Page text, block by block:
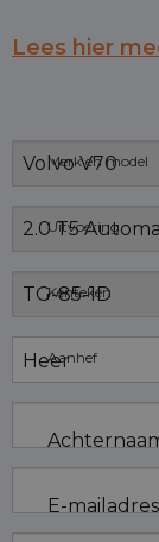
Lees hier
Merk en model
Uitvoering
Kenteken
Aanhef
E-mailadres